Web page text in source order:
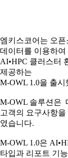
엠키스코어는 오
데이터를 이용하여
AI•HPC 클러스터
제공하는
M-OWL 1.0을 출시
M-OWL 솔루션은
고객의 요구사항
였습니다.
M-OWL 1.0은
타입과 리포트 기